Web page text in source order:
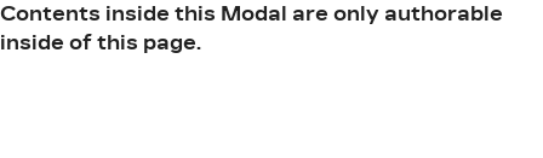
Contents inside this Modal are only authorable
inside of this page.